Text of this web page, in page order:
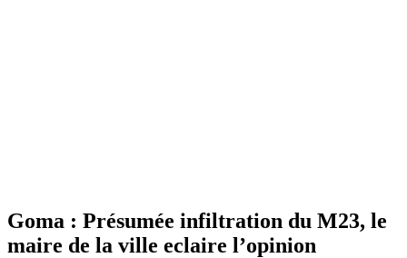
Goma : Présumée infiltration du M23, le
maire de la ville eclaire l’opinion